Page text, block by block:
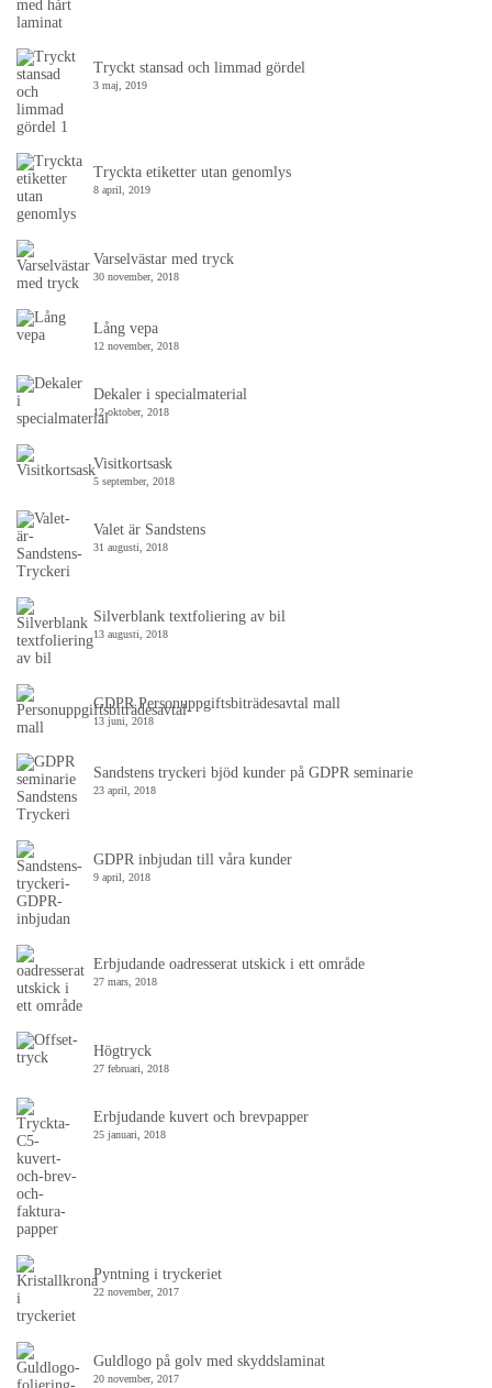
Tryckt stansad och limmad gördel
3 maj, 2019
Tryckta etiketter utan genomlys
8 april, 2019
Varselvästar med tryck
30 november, 2018
Lång vepa
12 november, 2018
Dekaler i specialmaterial
12 oktober, 2018
Visitkortsask
5 september, 2018
Valet är Sandstens
31 augusti, 2018
Silverblank textfoliering av bil
13 augusti, 2018
GDPR Personuppgiftsbiträdesavtal mall
13 juni, 2018
Sandstens tryckeri bjöd kunder på GDPR seminarie
23 april, 2018
GDPR inbjudan till våra kunder
9 april, 2018
Erbjudande oadresserat utskick i ett område
27 mars, 2018
Högtryck
27 februari, 2018
Erbjudande kuvert och brevpapper
25 januari, 2018
Pyntning i tryckeriet
22 november, 2017
Guldlogo på golv med skyddslaminat
20 november, 2017